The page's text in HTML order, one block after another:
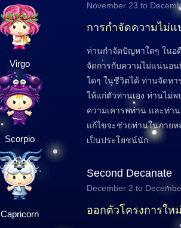
Virgo
Scorpio
Capricorn
November 23 to
การกำจัดความไม่
ท่านกำจัดปัญหาใดๆ ในอ
จัดการกับความไม่แน่นอ
ใดๆ ในชีวิตได้ ท่านจัดห
ให้แก่ตัวท่านเอง ท่านไม่
ความเคารพท่าน และท่า
แก้ไขจะช่วยท่านในภาย
เป็นประโยชน์นัก
Second Decanate
December 2 to
ออกตัวโครงการให